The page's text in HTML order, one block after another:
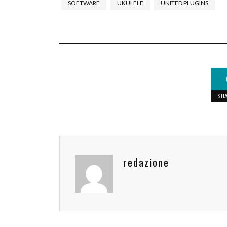
SOFTWARE UKULELE UNITED PLUGINS
redazione